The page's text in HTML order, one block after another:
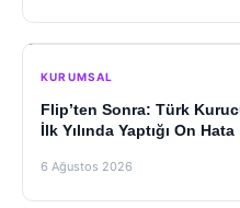
KURUMSAL
Flip’ten Sonra: Türk
İlk Yılında Yaptığı On Hata
6 Ağustos 2026